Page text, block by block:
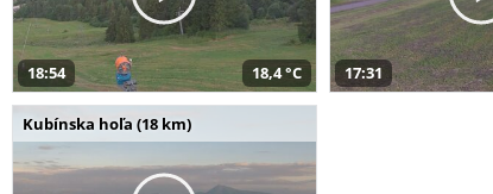
18:54 18,4 °C 17:31
Kubínska hoľa (18 km)